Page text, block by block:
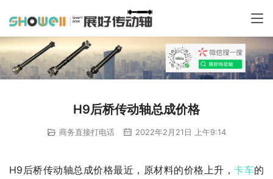
H9后桥传动轴总成价格
商务直接打电话 2022年2月21日 上午9:14
H9后桥传动轴总成价格最近，原材料的价格上升， 卡车的